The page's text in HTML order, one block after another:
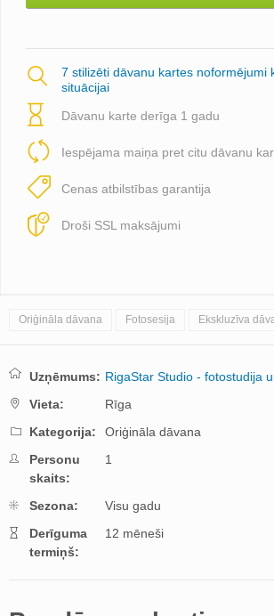
7 stilizēti dāvanu kartes noformējumi
situācijai
Dāvanu karte derīga 1 gadu
Iespējama maiņa pret citu dāvanu
Cenas atbilstības garantija
Droši SSL maksājumi
Oriģināla dāvana Fotosesija Ekskluzīva
Uzņēmums: RigaStar Studio - fotostudija
Vieta:
Rīga
Kategorija:
Oriģināla dāvana
Personu
skaits:
1
Sezona:
Visu gadu
Derīguma
termiņš:
12 mēneši